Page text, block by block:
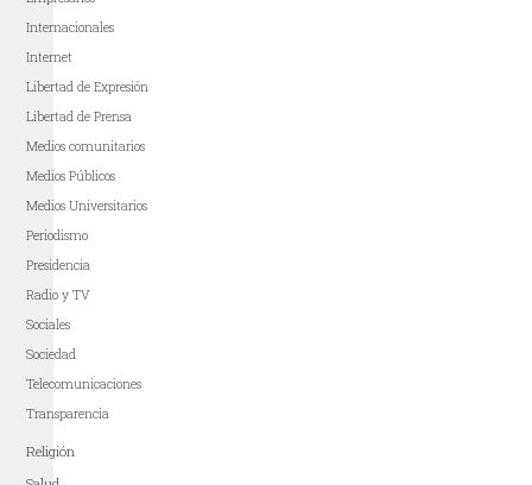
Internacionales
Internet
Libertad de Expresión
Libertad de Prensa
Medios comunitarios
Medios Públicos
Medios Universitarios
Periodismo
Presidencia
Radio y TV
Sociales
Sociedad
Telecomunicaciones
Transparencia
Religión